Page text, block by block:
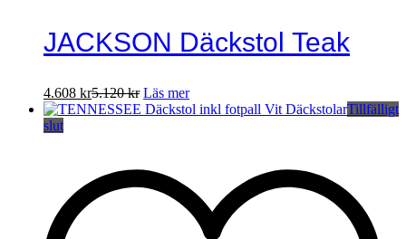
JACKSON Däckstol Teak
4.608 kr5.120kr Läs mer
Tillfälligt
slut